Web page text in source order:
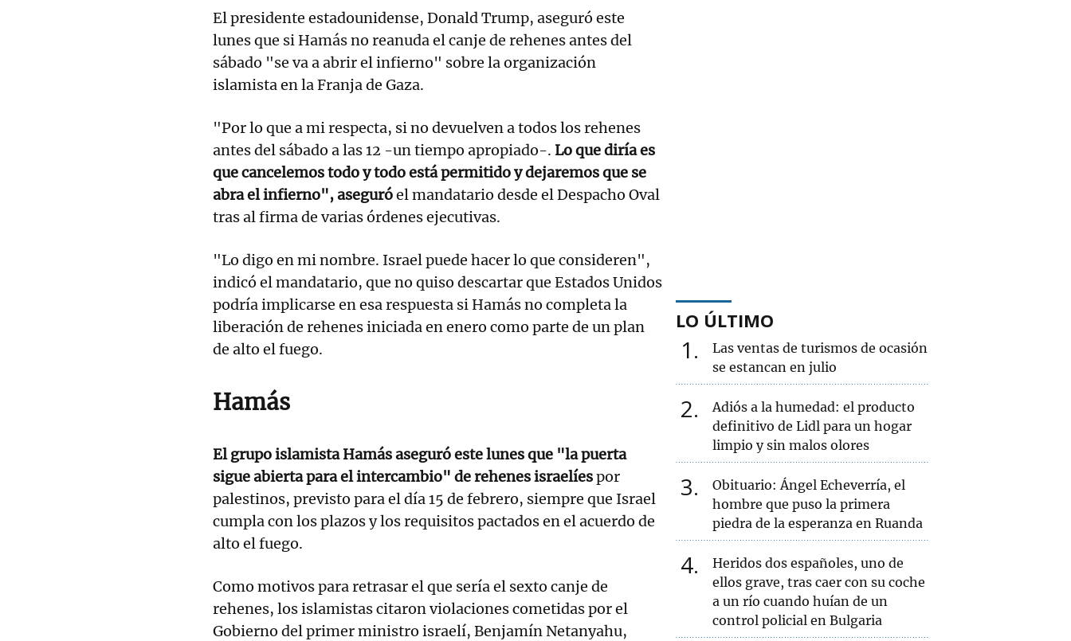
El presidente estadounidense, Donald Trump, aseguró este
lunes que si Hamás no reanuda el canje de rehenes antes del
sábado "se va a abrir el infierno" sobre la organización
islamista en la Franja de Gaza.
"Por lo que a mi respecta, si no devuelven a todos los rehenes
antes del sábado a las 12 -un tiempo apropiado-. Lo que diría es
que cancelemos todo y todo está permitido y dejaremos que se
abra el infierno", aseguróel mandatario desde el Despacho Oval
tras al firma de varias órdenes ejecutivas.
"Lo digo en mi nombre. Israel puede hacer lo que consideren",
indicó el mandatario, que no quiso descartar que Estados Unidos
podría implicarse en esa respuesta si Hamás no completa la
liberación de rehenes iniciada en enero como parte de un plan
de alto el fuego.
Hamás
El grupo islamista Hamás aseguró este lunes que "la puerta
sigue abierta para el intercambio" de rehenes israelíespor
palestinos, previsto para el día 15 de febrero, siempre que Israel
cumpla con los plazos y los requisitos pactados en el acuerdo de
alto el fuego.
Como motivos para retrasar el que sería el sexto canje de
rehenes, los islamistas citaron violaciones cometidas por el
Gobierno del primer ministro israelí, Benjamín Netanyahu,
LO ÚLTIMO
1
Las ventas de turismos de ocasión
se estancan en julio
2
Adiós a la humedad: el producto
definitivo de Lidl para un hogar
limpio y sin malos olores
3
Obituario: Ángel Echeverría, el
hombre que puso la primera
piedra de la esperanza en Ruanda
4
Heridos dos españoles, uno de
ellos grave, tras caer con su coche
a un río cuando huían de un
control policial en Bulgaria